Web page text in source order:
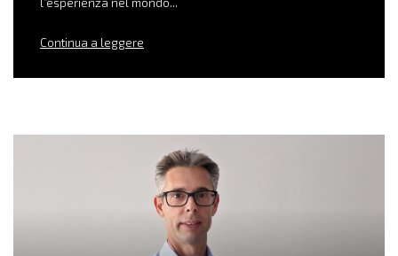
l’esperienza nel mondo...
Continua a leggere